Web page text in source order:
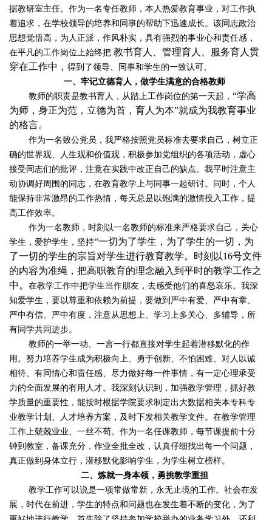
据教研室主任。作为一名专任教师，本人热爱教育事业，对工作执
着追求，在学校领导的培养和同事的帮助下迅速成长。该同志政治
思想觉悟高，为人正派，作风朴实，具有强烈的事业心和责任感，
在平凡的工作岗位上始终把 教书育人、管理育人、服务育人贯
穿在工作中， 得到了领导、同事和学生的一致认可。
一、牢记立德育人，做学生满意的合格教师
教师的职责是教书育人，从踏上工作岗位的第一天起， “学高
为师，身正为范，立德为首，育人为本”就成为我教育事业
的格言。
作为一名致公党员，我严格按照党员标准去要求自己，树立正
确的世界观、人生观和价值观，积极参加党组织的各项活动，虚心
接受同志们的批评，注意在实践中改正自己的缺点。我平时注意主
动协调好周围的同志，在教育教学上与同事一起研讨。同时，个人
能保持非常激昂的工作热情，每天总是以饱满的激情投入工作，提
高工作效率。
作为一名教师，时刻以一名教师的标准来严格要求自己，关心
学生，爱护学生，坚持“一切为了学生，为了学生的一切，为
了一切的学生的宗旨对学生进行教育教学。时刻以16号文件
的内容为准绳，把高职教育的理念融入到平时的教学工作之
中。 在教学工作中把学生当作朋友，去感受他们的喜怒哀乐。我深
知爱学生，要以尊重和依赖为前提，要做到严中有爱、严中有章、
严中有信、严中有度，注意从思想上、学习上多关心、多辅导， 所
有同学共同进步。
教师的一举一动、一言一行都直接对学生起着潜移默化的作
用。努力培养学生成为积极向上、勇于创新、不怕困难、对人以诚
相待、有同情心和责任感、尽力做好每一件事情，有一定心理承受
力的全面发展的有用人才。我深刻认识到，加强教学管理，抓好教
学质量的重要性，能按时根据学院要求制定出大数据相关本专科专
业教学计划、人才培养方案，及时下发相关教学文件。在教学管理
工作上兢兢业业、一丝不苟。作为一名任课教师，每节课提前十分
钟到教室，备课充分，作业全批全改，认真仔细找出每一个问题，
真正做到身体立行，潜移默化影响学生，为学生树立榜样。
二、炼就一身本领，勇挑教学重担
教学工作可以说是一项常做常新，永无止境的工作。社会在发
展，时代在前进，学生的特点和问题也在发生着不断的变化，为了